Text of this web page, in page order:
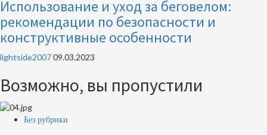
Использование и уход за беговелом:
рекомендации по безопасности и
конструктивные особенности
lightside200709.03.2023
Возможно, вы пропустили
Без рубрики